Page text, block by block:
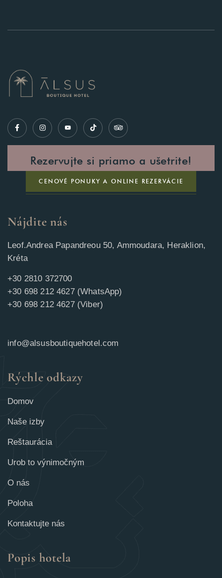
Rezervujte si priamo a ušetrite!
CENOVÉ PONUKY A ONLINE REZERVÁCIE
Nájdite nás
Leof.Andrea Papandreou 50, Ammoudara, Heraklion,
Kréta
+30 2810 372700
+30 698 212 4627 (WhatsApp)
+30 698 212 4627 (Viber)
info@alsusboutiquehotel.com
Rýchle odkazy
Domov
Naše izby
Reštaurácia
Urob to výnimočným
O nás
Poloha
Kontaktujte nás
Popis hotela